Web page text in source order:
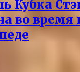
Кубка
во время